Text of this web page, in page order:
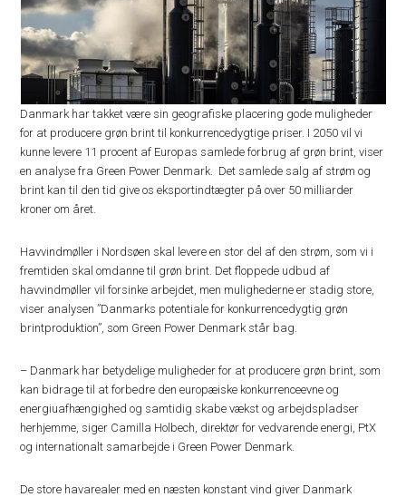
Danmark har takket være sin geografiske placering gode muligheder
for at producere grøn brint til konkurrencedygtige priser. I 2050 vil vi
kunne levere 11 procent af Europas samlede forbrug af grøn brint, viser
en analyse fra Green Power Denmark. Det samlede salg af strøm og
brint kan til den tid give os eksportindtægter på over 50 milliarder
kroner om året.
Havvindmøller i Nordsøen skal levere en stor del af den strøm, som vi i
fremtiden skal omdanne til grøn brint. Det floppede udbud af
havvindmøller vil forsinke arbejdet, men mulighederne er stadig store,
viser analysen ”Danmarks potentiale for konkurrencedygtig grøn
brintproduktion”, som Green Power Denmark står bag.
– Danmark har betydelige muligheder for at producere grøn brint, som
kan bidrage til at forbedre den europæiske konkurrenceevne og
energiuafhængighed og samtidig skabe vækst og arbejdspladser
herhjemme, siger Camilla Holbech, direktør for vedvarende energi, PtX
og internationalt samarbejde i Green Power Denmark.
De store havarealer med en næsten konstant vind giver Danmark